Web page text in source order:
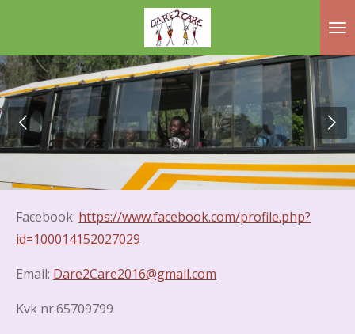
naar
de
hoofdinhoud
Facebook: https://www.facebook.com/profile.php?
id=100014152027029
Email: Dare2Care2016@gmail.com
Kvk nr.65709799